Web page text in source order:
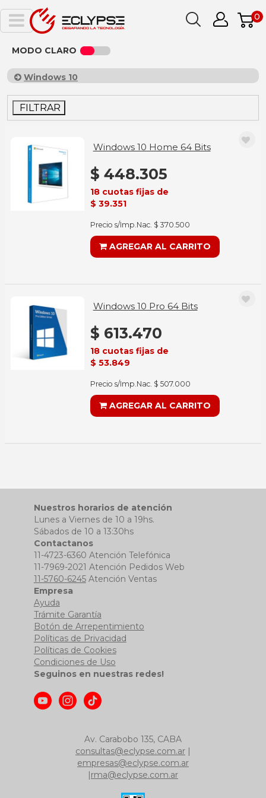
0
MODO CLARO
Windows 10
FILTRAR
Windows 10 Home 64 Bits
$ 448.305
18 cuotas fijas de
$ 39.351
Precio s/Imp.Nac. $ 370.500
AGREGAR AL CARRITO
Windows 10 Pro 64 Bits
$ 613.470
18 cuotas fijas de
$ 53.849
Precio s/Imp.Nac. $ 507.000
AGREGAR AL CARRITO
Nuestros horarios de atención
Lunes a Viernes de 10 a 19hs.
Sábados de 10 a 13:30hs
Contactanos
11-4723-6360 Atención Telefónica
11-7969-2021 Atención Pedidos Web
11-5760-6245Atención Ventas
Empresa
Ayuda
Trámite Garantía
Botón de Arrepentimiento
Políticas de Privacidad
Políticas de Cookies
Condiciones de Uso
Seguinos en nuestras redes!
Av. Carabobo 135, CABA
consultas@eclypse.com.ar
empresas@eclypse.com.ar
rma@eclypse.com.ar